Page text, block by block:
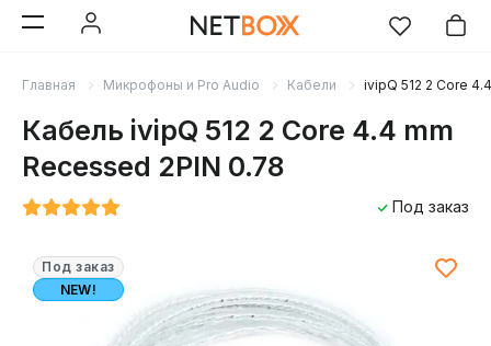
Главная Микрофоны и Pro Audio Кабели ivipQ 512 2 Core
Кабель ivipQ 512 2 Core 4.4 mm
Recessed 2PIN 0.78
Под заказ
Под заказ
NEW!